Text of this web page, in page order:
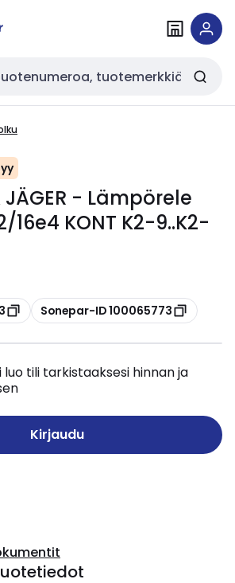
JÄGER - Lämpörele
16e4 KONT K2-9..K2-
Kopioi
Sonepar-ID 100065773
luo tili tarkistaaksesi hinnan ja
Kirjaudu